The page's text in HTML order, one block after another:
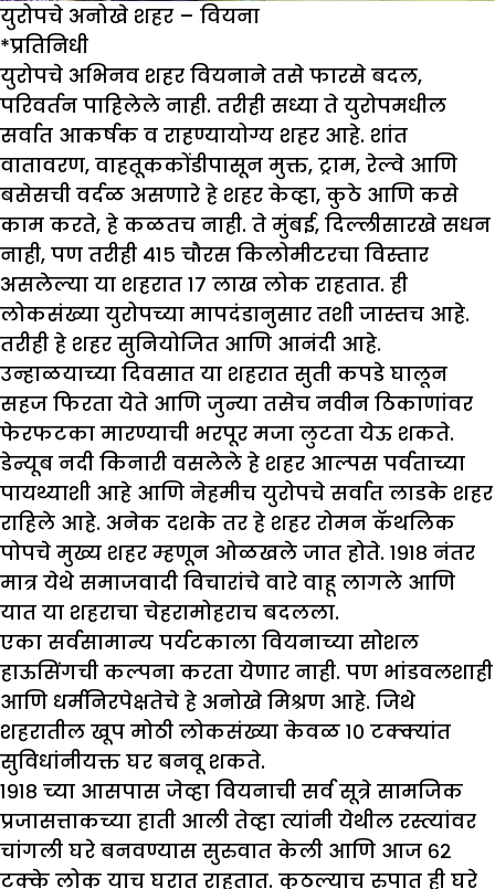
युरोपचे अनोखे शहर – वियना
*प्रतिनिधी
युरोपचे अभिनव शहर वियनाने तसे फारसे बदल,
परिवर्तन पाहिलेले नाही. तरीही सध्या ते युरोपमधील
सर्वात आकर्षक व राहण्यायोग्य शहर आहे. शांत
वातावरण, वाहतूककोंडीपासून मुक्त, ट्राम, रेल्वे आणि
बसेसची वर्दळ असणारे हे शहर केव्हा, कुठे आणि कसे
काम करते, हे कळतच नाही. ते मुंबई, दिल्लीसारखे सधन
नाही, पण तरीही ४१५ चौरस किलोमीटरचा विस्तार
असलेल्या या शहरात १७ लाख लोक राहतात. ही
लोकसंख्या युरोपच्या मापदंडानुसार तशी जास्तच आहे.
तरीही हे शहर सुनियोजित आणि आनंदी आहे.
उन्हाळयाच्या दिवसात या शहरात सुती कपडे घालून
सहज फिरता येते आणि जुन्या तसेच नवीन ठिकाणांवर
फेरफटका मारण्याची भरपूर मजा लुटता येऊ शकते.
डेन्यूब नदी किनारी वसलेले हे शहर आल्पस पर्वताच्या
पायथ्याशी आहे आणि नेहमीच युरोपचे सर्वात लाडके शहर
राहिले आहे. अनेक दशके तर हे शहर रोमन कॅथलिक
पोपचे मुख्य शहर म्हणून ओळखले जात होते. १९१८ नंतर
मात्र येथे समाजवादी विचारांचे वारे वाहू लागले आणि
यात या शहराचा चेहरामोहराच बदलला.
एका सर्वसामान्य पर्यटकाला वियनाच्या सोशल
हाऊसिंगची कल्पना करता येणार नाही. पण भांडवलशाही
आणि धर्मनिरपेक्षतेचे हे अनोखे मिश्रण आहे. जिथे
शहरातील खूप मोठी लोकसंख्या केवळ १० टक्क्यांत
सुविधांनीयक्त घर बनवू शकते.
१९१८ च्या आसपास जेव्हा वियनाची सर्व सूत्रे सामजिक
प्रजासत्ताकच्या हाती आली तेव्हा त्यांनी येथील रस्त्यांवर
चांगली घरे बनवण्यास सुरुवात केली आणि आज ६२
टक्के लोक याच घरात राहतात. कुठल्याच रुपात ही घरे